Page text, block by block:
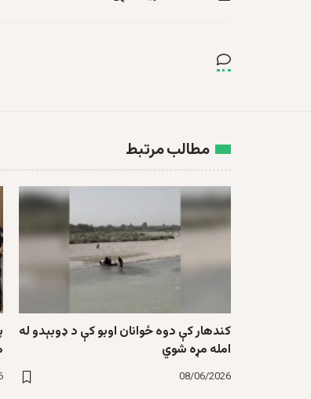
مطالب مرتبط
کندهار کې دوه ځوانان اوبو کې د ډوبېدو له
امله مړه شوي
08/06/2026